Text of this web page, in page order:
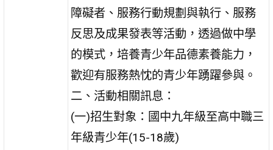
障礙者、服務行動規劃與執行、服務
反思及成果發表等活動，透過做中學
的模式，培養青少年品德素養能力，
歡迎有服務熱忱的青少年踴躍參與。
二、活動相關訊息：
(一)招生對象：國中九年級至高中職三
年級青少年(15-18歲)